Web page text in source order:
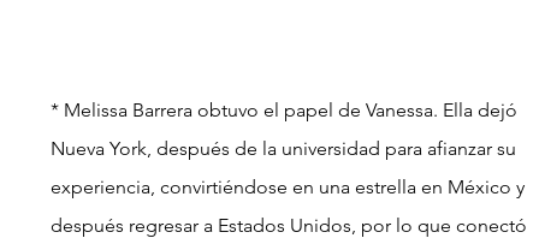
* Melissa Barrera obtuvo el papel de Vanessa. Ella dejó
Nueva York, después de la universidad para afianzar su
experiencia, convirtiéndose en una estrella en México y
después regresar a Estados Unidos, por lo que conectó